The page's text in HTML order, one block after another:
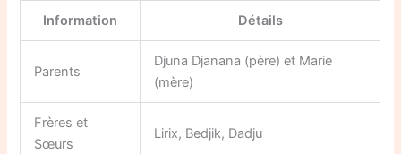
Information Détails
Parents
Djuna Djanana (père) et Marie
(mère)
Frères et
Sœurs
Lirix, Bedjik, Dadju